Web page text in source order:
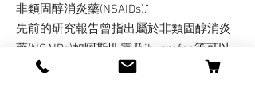
非類固醇消炎藥(NSAIDs).”
先前的研究報告曾指出屬於非類固醇消炎
藥(NSAIDs)如阿斯匹靈及ibuprofen等可以
幫忙預防對抗冠狀動脈心血管疾病及一些